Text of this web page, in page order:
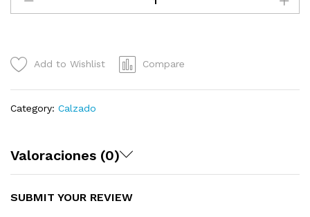
quantity
Add to Wishlist Compare
Category: Calzado
Valoraciones (0)
SUBMIT YOUR REVIEW